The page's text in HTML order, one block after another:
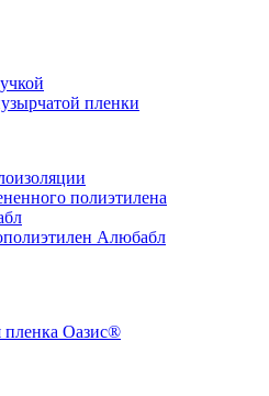
пленки
полиэтилена
Алюбабл
пленка Оазис®